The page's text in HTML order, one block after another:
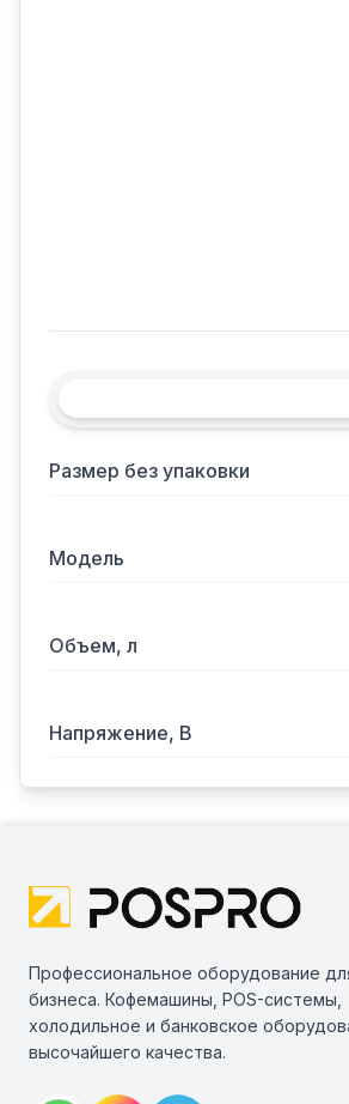
Размер без упаковки
Модель
Объем, л
Напряжение, В
Профессиональное оборудование
бизнеса. Кофемашины, POS-системы,
холодильное и банковское
высочайшего качества.